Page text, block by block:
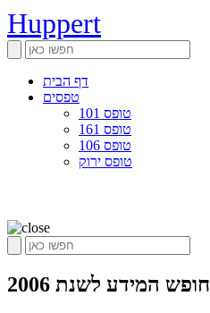
Huppert
דף הבית
טפסים
טופס 101
טופס 161
טופס 106
טופס ירוק
המידע לשנת 2006